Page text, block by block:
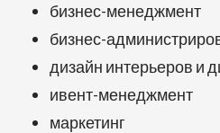
бизнес-менеджмент
бизнес-
дизайн интерьеров и
ивент-менеджмент
маркетинг